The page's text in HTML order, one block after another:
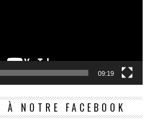
09:19
NOTRE FACEBOOK